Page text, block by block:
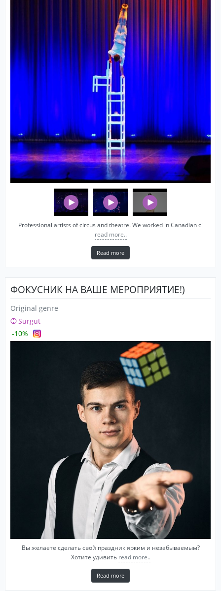
Professional artists of circus and theatre. We worked in Canadian ci
read more..
Read more
ФОКУСНИК НА ВАШЕ МЕРОПРИЯТИЕ!)
Original genre
Surgut
-10%
Вы желаете сделать свой праздник ярким и незабываемым?
Хотите удивить read more..
Read more